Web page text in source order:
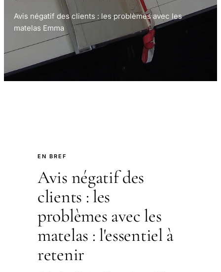
Avis négatif des clients : les problèmes avec les
matelas Emma
EN BREF
Avis négatif des
clients : les
problèmes avec les
matelas : l'essentiel à
retenir